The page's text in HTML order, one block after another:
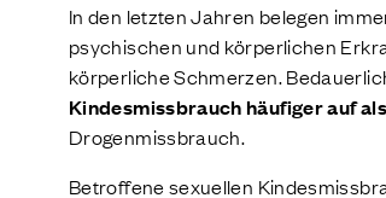
In den letzten Jahren belegen
psychischen und körperlichen
körperliche Schmerzen.
Kindesmissbrauch häufiger auf
Drogenmissbrauch.
Betroffene sexuellen